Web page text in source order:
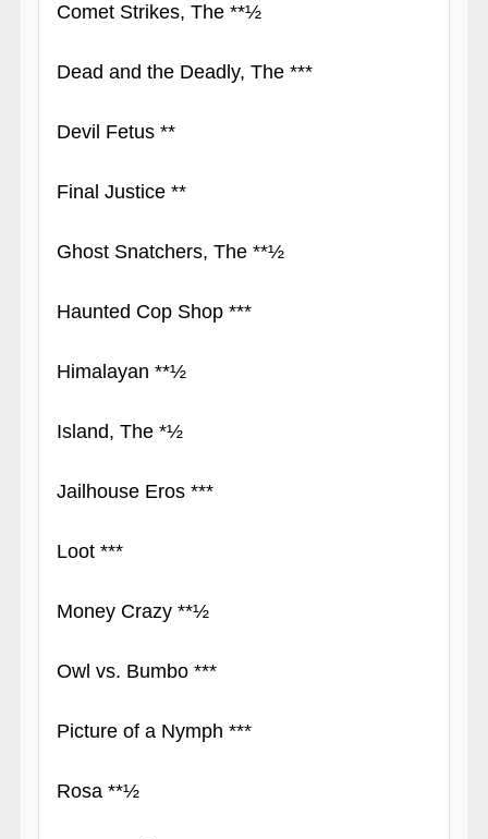
Comet Strikes, The **½
Dead and the Deadly, The ***
Devil Fetus **
Final Justice **
Ghost Snatchers, The **½
Haunted Cop Shop ***
Himalayan **½
Island, The *½
Jailhouse Eros ***
Loot ***
Money Crazy **½
Owl vs. Bumbo ***
Picture of a Nymph ***
Rosa **½